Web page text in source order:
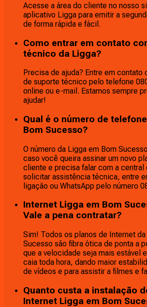
Acesse a área do cliente no nosso
aplicativo Ligga para emitir a
de forma rápida e fácil.
Como entrar em contato
técnico da Ligga?
Precisa de ajuda? Entre em contato
de suporte técnico pelo telefone
online ou e-mail. Estamos sempre
ajudar!
Qual é o número de
Bom Sucesso?
O número da Ligga em Bom
caso você queira assinar um novo
cliente e precisa falar com a central
solicitar assistência técnica, entre
ligação ou WhatsApp pelo número
Internet Ligga em Bom
Vale a pena contratar?
Sim! Todos os planos de Internet
Sucesso são fibra ótica de ponta a
que a velocidade seja mais estável
caia toda hora, dando maior
de vídeos e para assistir a filmes e
Quanto custa a instalação
Internet Ligga em Bom